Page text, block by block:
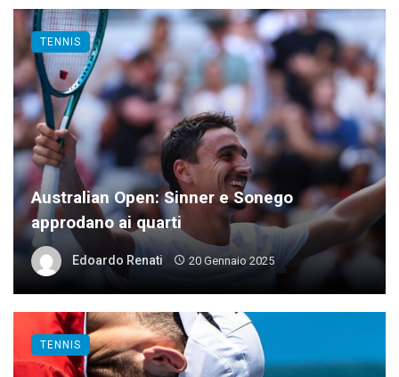
Australian Open: Sinner e Sonego
approdano ai quarti
Edoardo Renati 20 Gennaio 2025
TENNIS
TENNIS